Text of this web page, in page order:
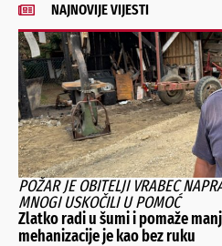
NAJNOVIJE VIJESTI
POŽAR JE OBITELJI VRABEC
MNOGI USKOČILI U POMOĆ
Zlatko radi u šumi i pomaže
mehanizacije je kao bez ruku